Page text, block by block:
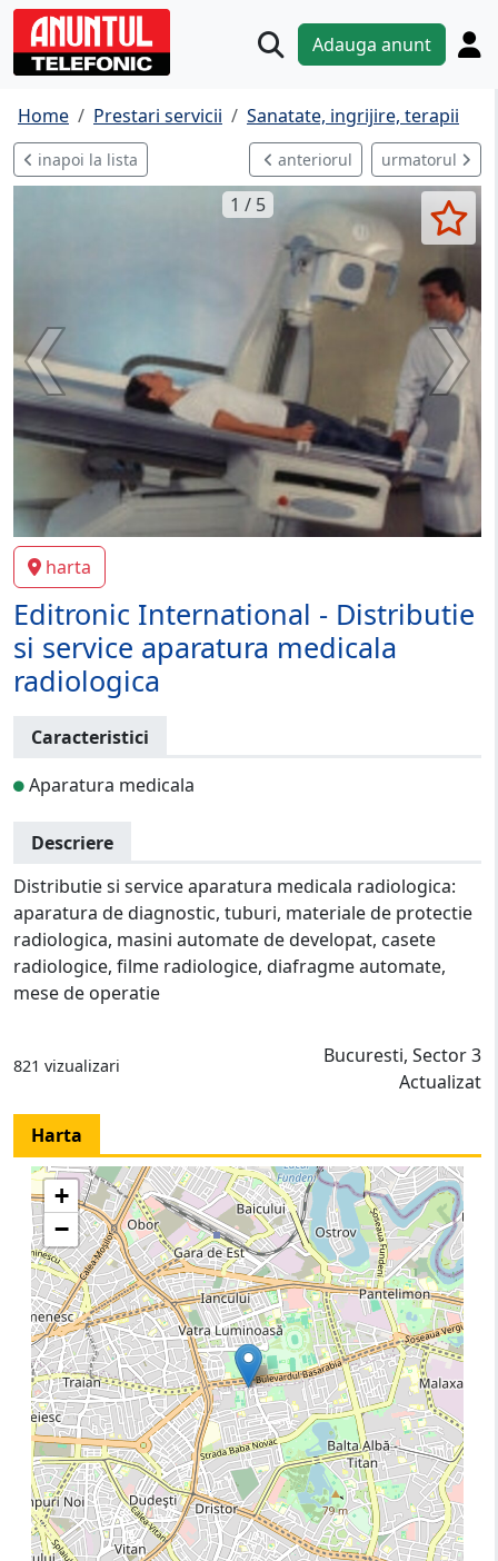
Adauga anunt
Home Prestari servicii Sanatate, ingrijire, terapii
inapoi la lista anteriorul urmatorul
1 / 5
harta
Editronic International - Distributie
si service aparatura medicala
radiologica
Caracteristici
Aparatura medicala
Descriere
Distributie si service aparatura medicala radiologica:
aparatura de diagnostic, tuburi, materiale de protectie
radiologica, masini automate de developat, casete
radiologice, filme radiologice, diafragme automate,
mese de operatie
821 vizualizari
Bucuresti, Sector 3
Actualizat
Harta
+
−